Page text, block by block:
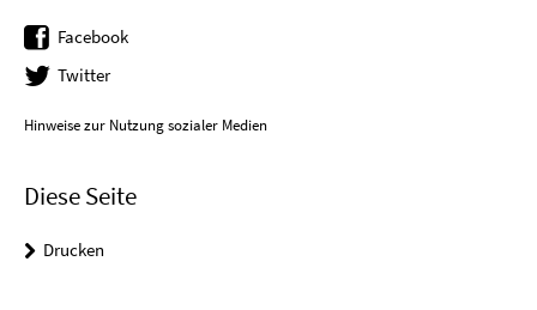
Facebook
Twitter
Hinweise zur Nutzung sozialer Medien
Diese Seite
Drucken